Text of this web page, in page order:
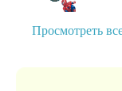
Просмотреть